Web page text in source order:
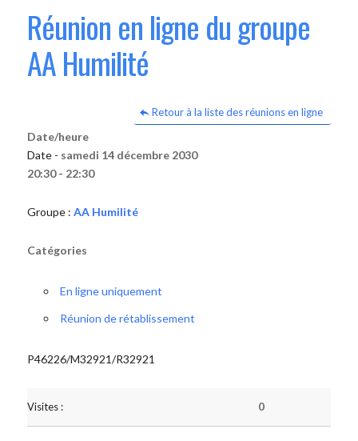
Réunion en ligne du groupe
AA Humilité
Retour à la liste des réunions en ligne
Date/heure
Date - samedi 14 décembre 2030
20:30 - 22:30
Groupe : AA Humilité
Catégories
En ligne uniquement
Réunion de rétablissement
P46226/M32921/R32921
Visites : 0